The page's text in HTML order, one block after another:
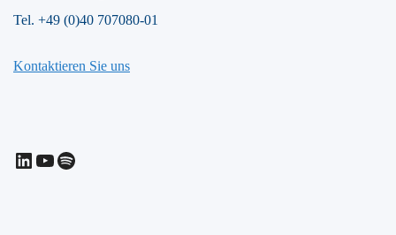
Tel. +49 (0)40 707080-01
Kontaktieren Sie uns
LinkedIn
YouTube
Spotify